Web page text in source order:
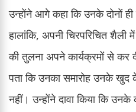
उन्होंने आगे कहा कि उनके दोनों
हालांकि, अपनी चिरपरिचित
की तुलना अपने कार्यक्रमों से कर
पता कि उनका समारोह उनके खुद
नहीं। उन्होंने दावा किया कि उनके